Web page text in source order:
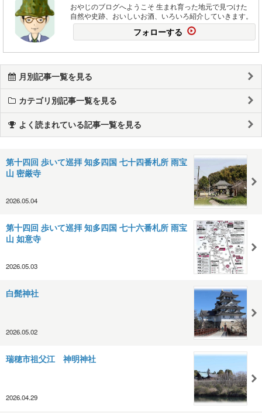
おやじのブログへようこそ 生まれ育った地元で見つけた
自然や史跡、おいしいお酒、いろいろ紹介していきます。
フォローする
月別記事一覧を見る
カテゴリ別記事一覧を見る
よく読まれている記事一覧を見る
第十四回 歩いて巡拝 知多四国 七十四番札所 雨宝
山 密厳寺
2026.05.04
第十四回 歩いて巡拝 知多四国 七十六番札所 雨宝
山 如意寺
2026.05.03
白髭神社
2026.05.02
瑞穂市祖父江 神明神社
2026.04.29